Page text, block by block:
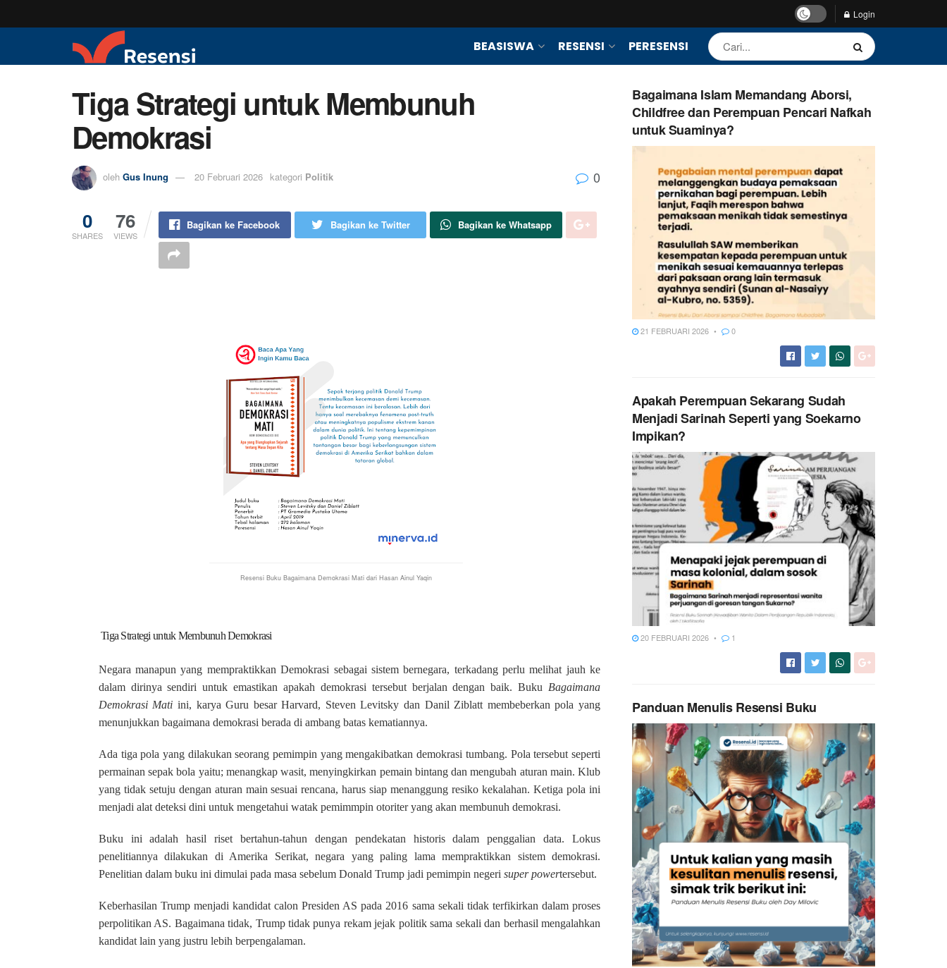
Login
BEASISWA RESENSI PERESENSI
Tiga Strategi untuk Membunuh
Demokrasi
oleh Gus Inung 20 Februari 2026 kategori Politik 0
0
SHARES
76
VIEWS
Bagikan ke Facebook Bagikan ke Twitter Bagikan ke Whatsapp
Resensi Buku Bagaimana Demokrasi Mati dari Hasan Ainul Yaqin
Tiga Strategi untuk Membunuh Demokrasi
Negara manapun yang mempraktikkan Demokrasi sebagai sistem bernegara, terkadang perlu melihat jauh ke
dalam dirinya sendiri untuk emastikan apakah demokrasi tersebut berjalan dengan baik. Buku Bagaimana
Demokrasi Mati ini, karya Guru besar Harvard, Steven Levitsky dan Danil Ziblatt membeberkan pola yang
menunjukkan bagaimana demokrasi berada di ambang batas kematiannya.
Ada tiga pola yang dilakukan seorang pemimpin yang mengakibatkan demokrasi tumbang. Pola tersebut seperti
permainan sepak bola yaitu; menangkap wasit, menyingkirkan pemain bintang dan mengubah aturan main. Klub
yang tidak setuju dengan aturan main sesuai rencana, harus siap menanggung resiko kekalahan. Ketiga pola ini
menjadi alat deteksi dini untuk mengetahui watak pemimmpin otoriter yang akan membunuh demokrasi.
Buku ini adalah hasil riset bertahun-tahun dengan pendekatan historis dalam penggalian data. Lokus
penelitiannya dilakukan di Amerika Serikat, negara yang paling lama mempraktikkan sistem demokrasi.
Penelitian dalam buku ini dimulai pada masa sebelum Donald Trump jadi pemimpin negeri super powertersebut.
Keberhasilan Trump menjadi kandidat calon Presiden AS pada 2016 sama sekali tidak terfikirkan dalam proses
perpolitikan AS. Bagaimana tidak, Trump tidak punya rekam jejak politik sama sekali dan berhasil mengalahkan
kandidat lain yang justru lebih berpengalaman.
Bagaimana Islam Memandang Aborsi,
Childfree dan Perempuan Pencari Nafkah
untuk Suaminya?
21 FEBRUARI 2026 0
Apakah Perempuan Sekarang Sudah
Menjadi Sarinah Seperti yang Soekarno
Impikan?
20 FEBRUARI 2026 1
Panduan Menulis Resensi Buku